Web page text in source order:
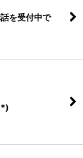
を受付中で